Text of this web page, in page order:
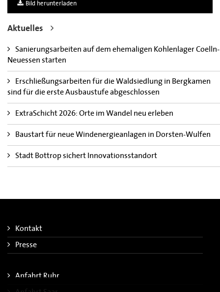
Bild herunterladen
Aktuelles
Sanierungsarbeiten auf dem ehemaligen Kohlenlager Coelln-
Neuessen starten
Erschließungsarbeiten für die Waldsiedlung in Bergkamen
sind für die erste Ausbaustufe abgeschlossen
ExtraSchicht 2026: Orte im Wandel neu erleben
Baustart für neue Windenergieanlagen in Dorsten-Wulfen
Stadt Bottrop sichert Innovationsstandort
Kontakt
Presse
Anfahrt Ruhr